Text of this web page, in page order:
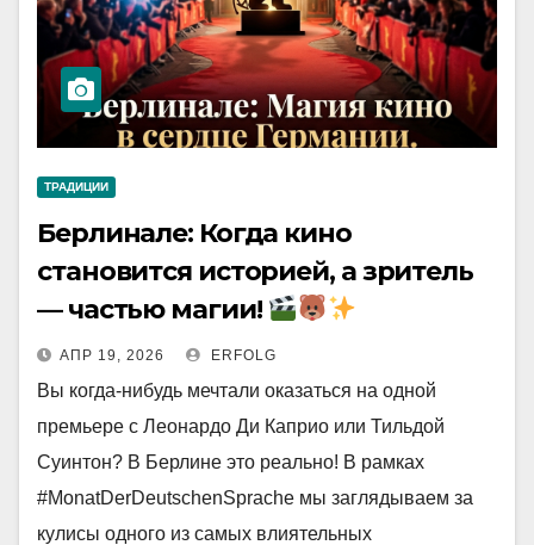
ТРАДИЦИИ
Берлинале: Когда кино
становится историей, а зритель
— частью магии!
АПР 19, 2026 ERFOLG
Вы когда-нибудь мечтали оказаться на одной
премьере с Леонардо Ди Каприо или Тильдой
Суинтон? В Берлине это реально! В рамках
#MonatDerDeutschenSprache мы заглядываем за
кулисы одного из самых влиятельных